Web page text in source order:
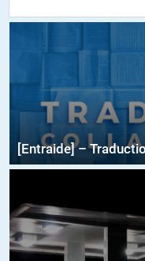
[Entraide] –